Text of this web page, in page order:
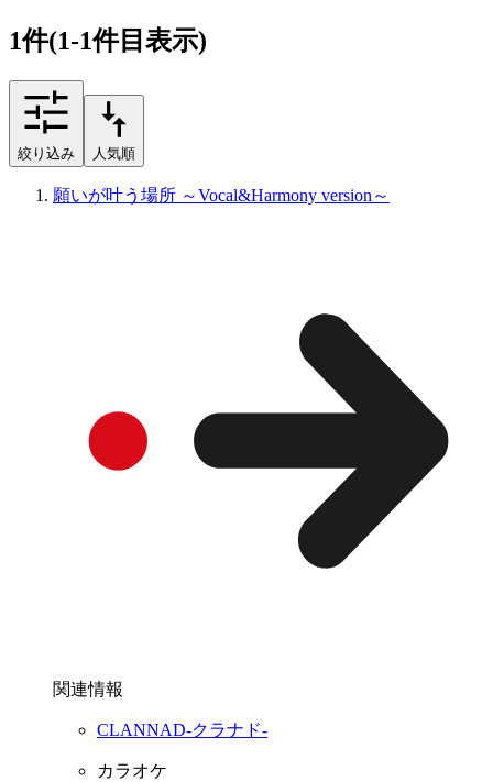
1件(1-1件目表示)
絞り込み 人気順
願いが叶う場所 ～Vocal&Harmony version～
関連情報
CLANNAD-クラナド-
カラオケ